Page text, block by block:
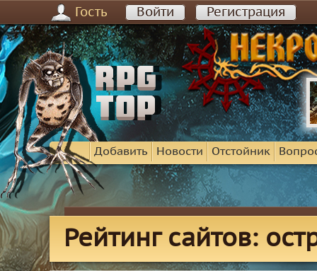
Гость Войти Регистрация
Добавить Новости Отстойник
Рейтинг сайтов: